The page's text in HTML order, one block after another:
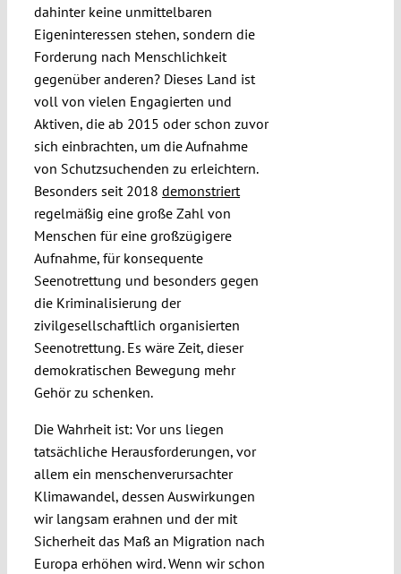
dahinter keine unmittelbaren
Eigeninteressen stehen, sondern die
Forderung nach Menschlichkeit
gegenüber anderen? Dieses Land ist
voll von vielen Engagierten und
Aktiven, die ab 2015 oder schon zuvor
sich einbrachten, um die Aufnahme
von Schutzsuchenden zu erleichtern.
Besonders seit 2018 demonstriert
regelmäßig eine große Zahl von
Menschen für eine großzügigere
Aufnahme, für konsequente
Seenotrettung und besonders gegen
die Kriminalisierung der
zivilgesellschaftlich organisierten
Seenotrettung. Es wäre Zeit, dieser
demokratischen Bewegung mehr
Gehör zu schenken.
Die Wahrheit ist: Vor uns liegen
tatsächliche Herausforderungen, vor
allem ein menschenverursachter
Klimawandel, dessen Auswirkungen
wir langsam erahnen und der mit
Sicherheit das Maß an Migration nach
Europa erhöhen wird. Wenn wir schon